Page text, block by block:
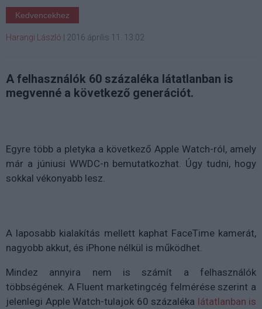
Kedvencekhez
Harangi László 2016 április 11. 13:02
A felhasználók 60 százaléka látatlanban is
megvenné a következő generációt.
Egyre több a pletyka a következő Apple Watch-ról, amely
már a júniusi WWDC-n bemutatkozhat. Úgy tudni, hogy
sokkal vékonyabb lesz.
A laposabb kialakítás mellett kaphat FaceTime kamerát,
nagyobb akkut, és iPhone nélkül is működhet.
Mindez annyira nem is számít a felhasználók
többségének. A Fluent marketingcég felmérése szerint a
jelenlegi Apple Watch-tulajok 60 százaléka látatlanban is